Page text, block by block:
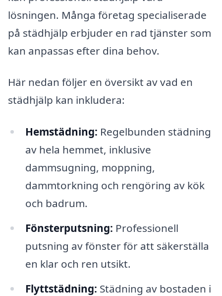
lösningen. Många företag specialiserade
på städhjälp erbjuder en rad tjänster som
kan anpassas efter dina behov.
Här nedan följer en översikt av vad en
städhjälp kan inkludera:
Hemstädning: Regelbunden städning
av hela hemmet, inklusive
dammsugning, moppning,
dammtorkning och rengöring av kök
och badrum.
Fönsterputsning: Professionell
putsning av fönster för att säkerställa
en klar och ren utsikt.
Flyttstädning: Städning av bostaden i